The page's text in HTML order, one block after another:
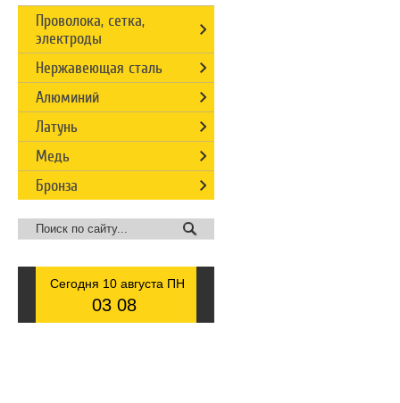
Проволока, сетка,
электроды
Нержавеющая сталь
Алюминий
Латунь
Медь
Бронза
Сегодня 10 августа ПН
03 08